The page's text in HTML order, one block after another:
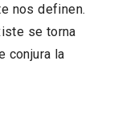
nos definen.
se torna
conjura la